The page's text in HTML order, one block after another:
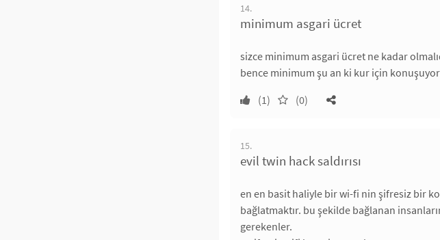
14.
minimum asgari ücret
sizce minimum asgari ücret ne kadar
bence minimum şu an ki kur için
(1)
(0)
15.
evil twin hack saldırısı
en en basit haliyle bir wi-fi nin şifresiz bir
bağlatmaktır. bu şekilde bağlanan
gerekenler.